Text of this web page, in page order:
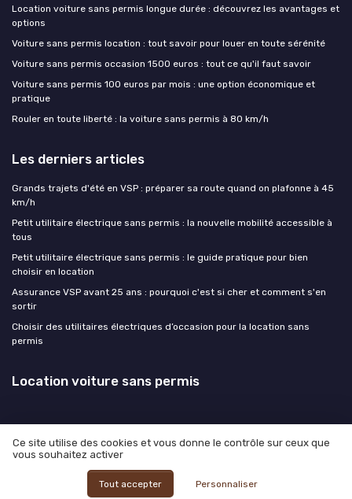
Location voiture sans permis longue durée : découvrez les avantages et
options
Voiture sans permis location : tout savoir pour louer en toute sérénité
Voiture sans permis occasion 1500 euros : tout ce qu'il faut savoir
Voiture sans permis 100 euros par mois : une option économique et
pratique
Rouler en toute liberté : la voiture sans permis à 80 km/h
Les derniers articles
Grands trajets d'été en VSP : préparer sa route quand on plafonne à 45
km/h
Petit utilitaire électrique sans permis : la nouvelle mobilité accessible à
tous
Petit utilitaire électrique sans permis : le guide pratique pour bien
choisir en location
Assurance VSP avant 25 ans : pourquoi c'est si cher et comment s'en
sortir
Choisir des utilitaires électriques d’occasion pour la location sans
permis
Location voiture sans permis
Mentions légales
© Location voiture sans permis 2026
Ce site utilise des cookies et vous donne le contrôle sur ceux que
vous souhaitez activer
Tout accepter Personnaliser